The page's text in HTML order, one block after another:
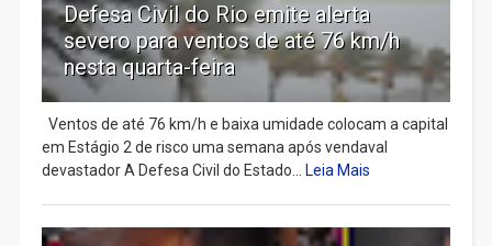
Defesa Civil do Rio emite alerta
severo para ventos de até 76 km/h
nesta quarta-feira
Ventos de até 76 km/h e baixa umidade colocam a capital
em Estágio 2 de risco uma semana após vendaval
devastador A Defesa Civil do Estado... Leia Mais